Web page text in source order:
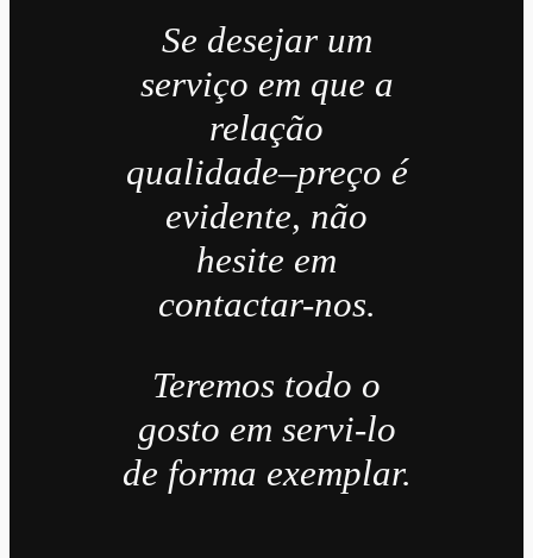
Se desejar um
serviço em que a
relação
qualidade–preço é
evidente, não
hesite em
contactar-nos.
Teremos todo o
gosto em servi-lo
de forma exemplar.